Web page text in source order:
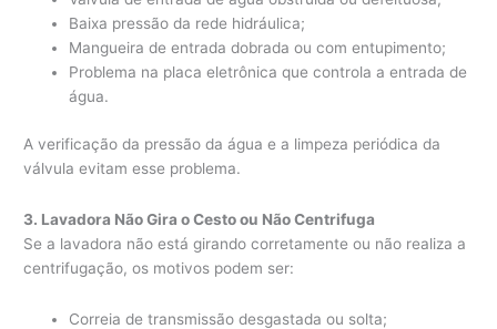
Baixa pressão da rede hidráulica;
Mangueira de entrada dobrada ou com entupimento;
Problema na placa eletrônica que controla a entrada de
água.
A verificação da pressão da água e a limpeza periódica da
válvula evitam esse problema.
3. Lavadora Não Gira o Cesto ou Não Centrifuga
Se a lavadora não está girando corretamente ou não realiza a
centrifugação, os motivos podem ser:
Correia de transmissão desgastada ou solta;